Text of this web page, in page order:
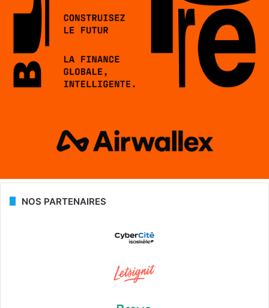
NOS PARTENAIRES